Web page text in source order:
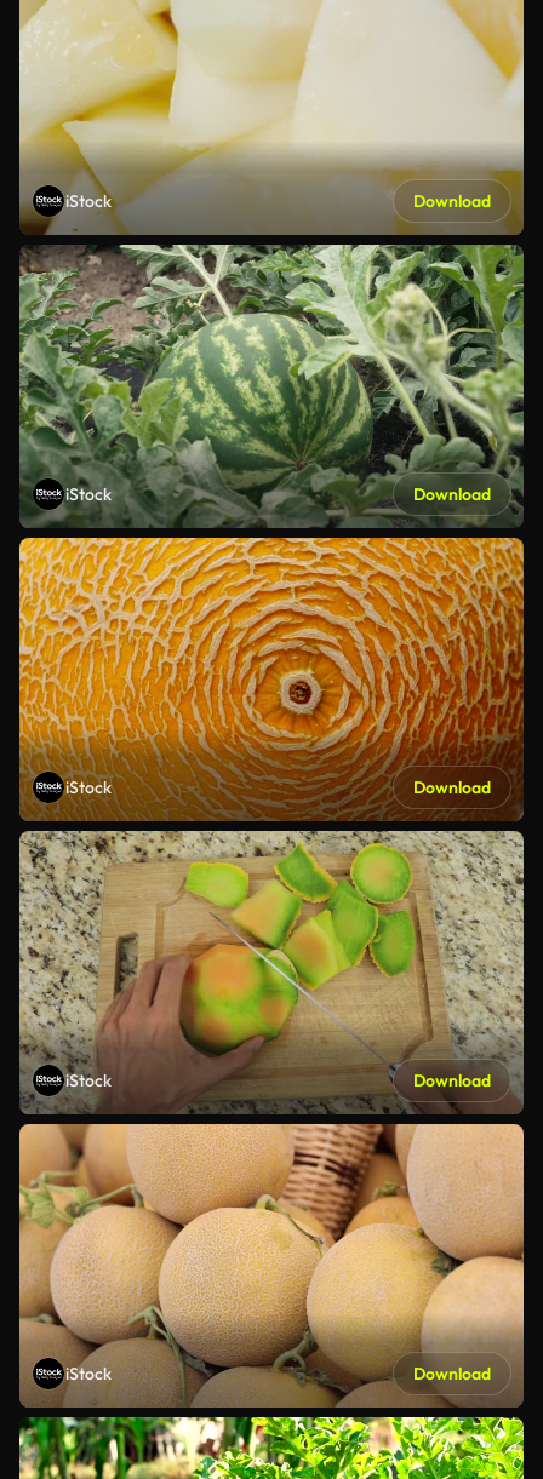
iStock Download
iStock Download
iStock Download
iStock Download
iStock Download